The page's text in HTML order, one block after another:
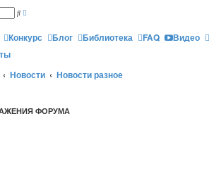
П
с
к и
н
ы
и
Конкурс Блог Библиотека FAQ
Видео
Новости Новости разное
ФОРУМА